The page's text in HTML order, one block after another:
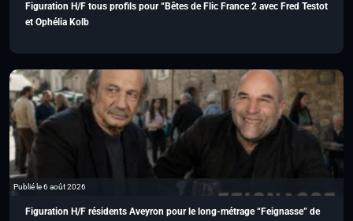
Figuration H/F tous profils pour “Bêtes de Flic France 2 avec Fred Testot
et Ophélia Kolb
Publié le 6 août 2026
Figuration H/F résidents Aveyron pour le long-métrage “Feignasse” de